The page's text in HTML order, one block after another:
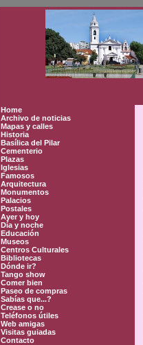
Home
Archivo de noticias
Mapas y calles
Historia
Basílica del Pilar
Cementerio
Plazas
Iglesias
Famosos
Arquitectura
Monumentos
Palacios
Postales
Ayer y hoy
Día y noche
Educación
Museos
Centros Culturales
Bibliotecas
Dónde ir?
Tango show
Comer bien
Paseo de compras
Sabías que...?
Crease o no
Teléfonos útiles
Web amigas
Visitas guiadas
Contacto